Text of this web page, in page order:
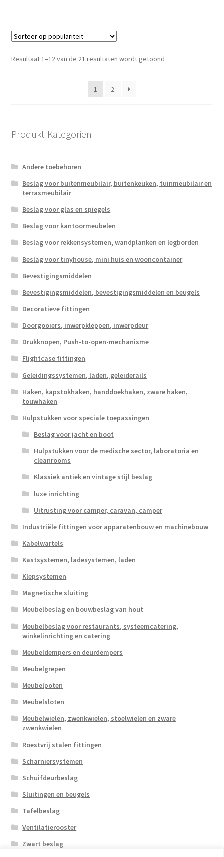
Resultaat 1–12 van de 21 resultaten wordt getoondGesorteerd
1
2
Produkt-Kategorien
Andere toebehoren
Beslag voor buitenmeubilair, buitenkeuken, tuinmeubilair en
terrasmeubilair
Beslag voor glas en spiegels
Beslag voor kantoormeubelen
Beslag voor rekkensystemen, wandplanken en legborden
Beslag voor tinyhouse, mini huis en wooncontainer
Bevestigingsmiddelen
Bevestigingsmiddelen, bevestigingsmiddelen en beugels
Decoratieve fittingen
Doorgooiers, inwerpkleppen, inwerpdeur
Drukknopen, Push-to-open-mechanisme
Flightcase fittingen
Geleidingssystemen, laden, geleiderails
Haken, kapstokhaken, handdoekhaken, zware haken,
touwhaken
Hulpstukken voor speciale toepassingen
Beslag voor jacht en boot
Hulpstukken voor de medische sector, laboratoria en
cleanrooms
Klassiek antiek en vintage stijl beslag
luxe inrichting
Uitrusting voor camper, caravan, camper
Industriële fittingen voor apparatenbouw en machinebouw
Kabelwartels
Kastsystemen, ladesystemen, laden
Klepsystemen
Magnetische sluiting
Meubelbeslag en bouwbeslag van hout
Meubelbeslag voor restaurants, systeemcatering,
winkelinrichting en catering
Meubeldempers en deurdempers
Meubelgrepen
Meubelpoten
Meubelsloten
Meubelwielen, zwenkwielen, stoelwielen en zware
zwenkwielen
Roestvrij stalen fittingen
Scharniersystemen
Schuifdeurbeslag
Sluitingen en beugels
Tafelbeslag
Ventilatierooster
Zwart beslag